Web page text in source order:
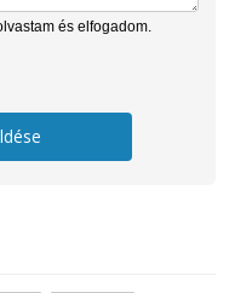
és elfogadom.